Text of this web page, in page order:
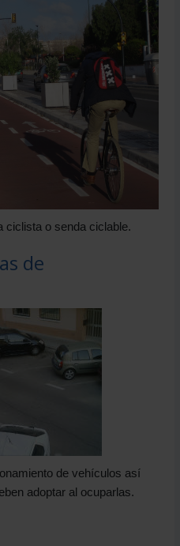
ciclista o senda ciclable.
de
de vehículos así
adoptar al ocuparlas.